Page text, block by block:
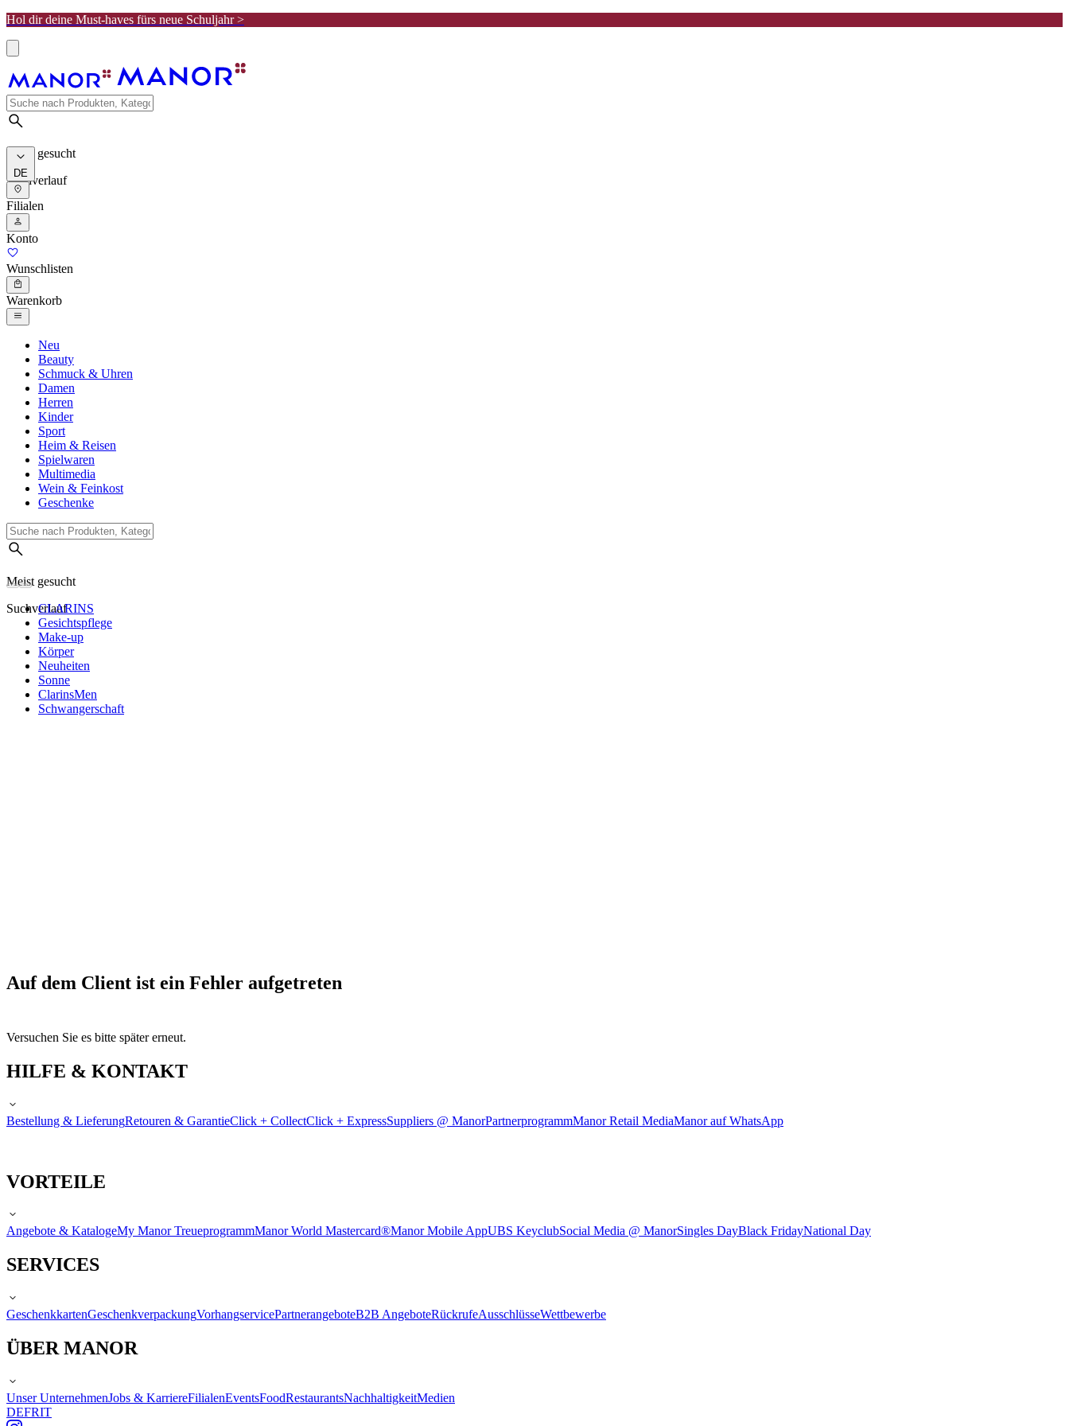
Hol dir deine Must-haves fürs neue Schuljahr >
Meist gesucht
Suchverlauf
DE
Filialen
Konto
Wunschlisten
Warenkorb
Neu
Beauty
Schmuck & Uhren
Damen
Herren
Kinder
Sport
Heim & Reisen
Spielwaren
Multimedia
Wein & Feinkost
Geschenke
Meist gesucht
SuchverlaufCLARINS
Gesichtspflege
Make-up
Körper
Neuheiten
Sonne
ClarinsMen
Schwangerschaft
Auf dem Client ist ein Fehler aufgetreten
Versuchen Sie es bitte später erneut.
HILFE & KONTAKT
Bestellung & LieferungRetouren & GarantieClick + CollectClick + ExpressSuppliers @ ManorPartnerprogrammManor Retail MediaManor auf WhatsApp
VORTEILE
Angebote & KatalogeMy Manor TreueprogrammManor World Mastercard®Manor Mobile AppUBS KeyclubSocial Media @ ManorSingles DayBlack FridayNational Day
SERVICES
GeschenkkartenGeschenkverpackungVorhangservicePartnerangeboteB2B AngeboteRückrufeAusschlüsseWettbewerbe
ÜBER MANOR
Unser UnternehmenJobs & KarriereFilialenEventsFoodRestaurantsNachhaltigkeitMedien
DEFRIT